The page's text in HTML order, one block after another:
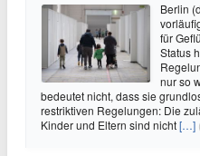
Berlin
für
Status
nur so
bedeutet nicht, dass sie
restriktiven Regelungen: Die
Kinder und Eltern sind nicht[…]